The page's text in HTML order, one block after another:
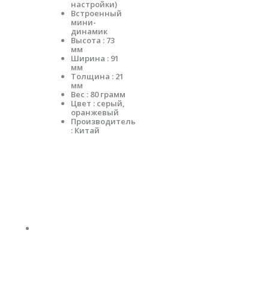
настройки)
Встроенный
мини-
динамик
Высота : 73
мм
Ширина : 91
мм
Толщина : 21
мм
Вес : 80 грамм
Цвет : серый,
оранжевый
Производитель
: Китай